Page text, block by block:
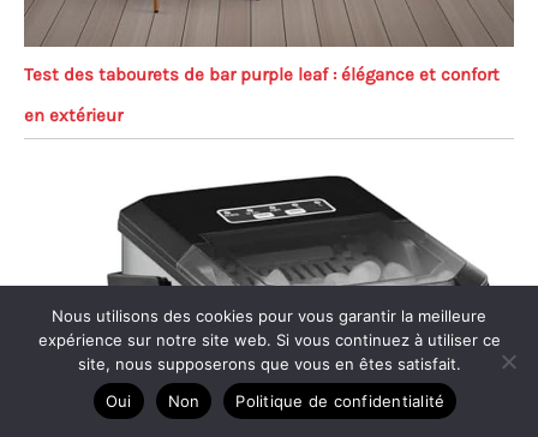
Test des tabourets de bar purple leaf : élégance et confort
en extérieur
Nous utilisons des cookies pour vous garantir la meilleure
expérience sur notre site web. Si vous continuez à utiliser ce
site, nous supposerons que vous en êtes satisfait.
Oui
Non Politique de confidentialité